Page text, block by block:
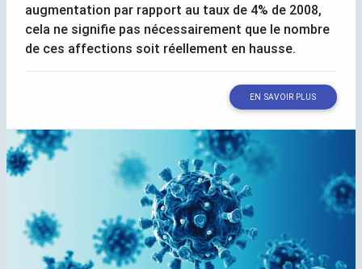
augmentation par rapport au taux de 4% de 2008,
cela ne signifie pas nécessairement que le nombre
de ces affections soit réellement en hausse.
EN SAVOIR PLUS